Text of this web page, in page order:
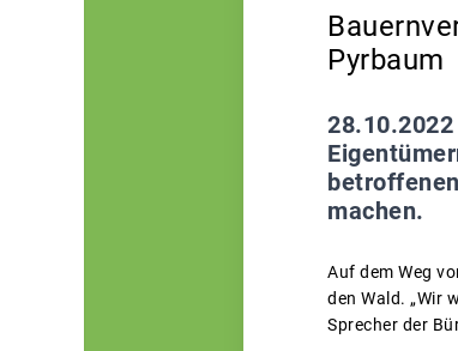
Pyrbaum
28.10.2022
machen.
Auf dem Weg
den Wald. „Wir
Sprecher der